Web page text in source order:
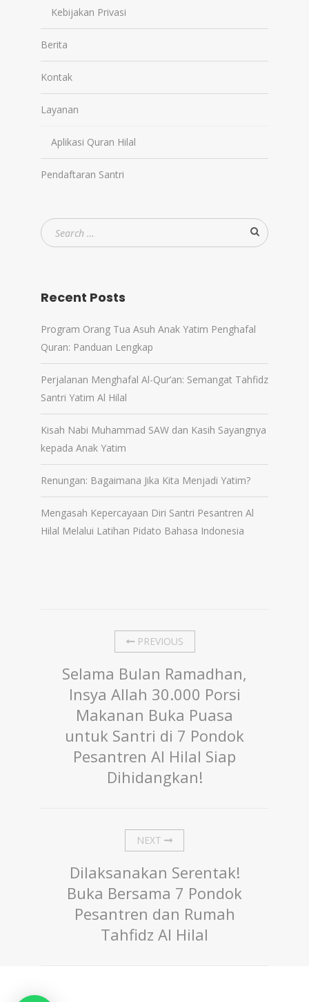
Kebijakan Privasi
Berita
Kontak
Layanan
Aplikasi Quran Hilal
Pendaftaran Santri
Recent Posts
Program Orang Tua Asuh Anak Yatim Penghafal
Quran: Panduan Lengkap
Perjalanan Menghafal Al-Qur’an: Semangat Tahfidz
Santri Yatim Al Hilal
Kisah Nabi Muhammad SAW dan Kasih Sayangnya
kepada Anak Yatim
Renungan: Bagaimana Jika Kita Menjadi Yatim?
Mengasah Kepercayaan Diri Santri Pesantren Al
Hilal Melalui Latihan Pidato Bahasa Indonesia
PREVIOUS
Selama Bulan Ramadhan,
Insya Allah 30.000 Porsi
Makanan Buka Puasa
untuk Santri di 7 Pondok
Pesantren Al Hilal Siap
Dihidangkan!
NEXT
Dilaksanakan Serentak!
Buka Bersama 7 Pondok
Pesantren dan Rumah
Tahfidz Al Hilal